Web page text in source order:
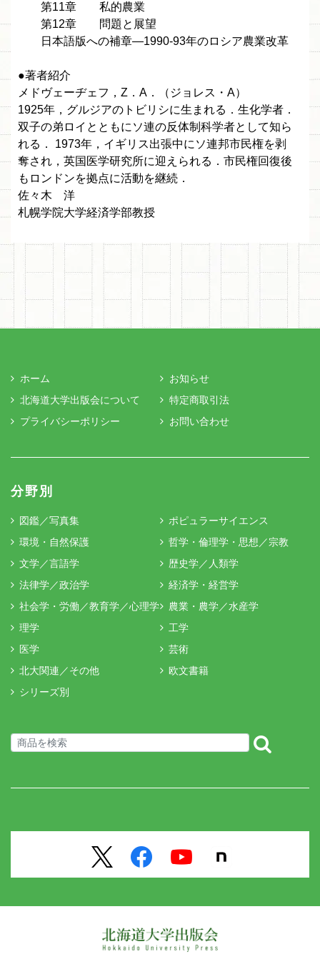
第11章 私的農業
第12章 問題と展望
日本語版への補章—1990-93年のロシア農業改革
●著者紹介
メドヴェーヂェフ，Z．A．（ジョレス・A）
1925年，グルジアのトビリシに生まれる．生化学者．
双子の弟ロイとともにソ連の反体制科学者として知ら
れる． 1973年，イギリス出張中にソ連邦市民権を剥
奪され，英国医学研究所に迎えられる．市民権回復後
もロンドンを拠点に活動を継続．
佐々木 洋
札幌学院大学経済学部教授
ホーム
お知らせ
北海道大学出版会について
特定商取引法
プライバシーポリシー
お問い合わせ
分野別
図鑑／写真集
ポピュラーサイエンス
環境・自然保護
哲学・倫理学・思想／宗教
文学／言語学
歴史学／人類学
法律学／政治学
経済学・経営学
社会学・労働／教育学／心理学
農業・農学／水産学
理学
工学
医学
芸術
北大関連／その他
欧文書籍
シリーズ別